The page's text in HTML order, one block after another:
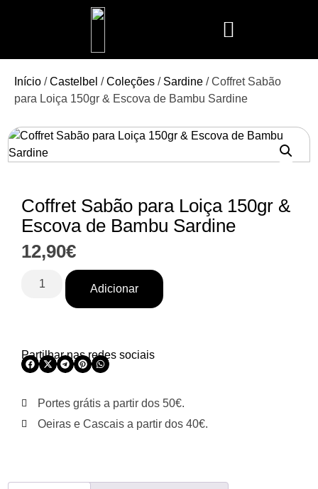
Início /Castelbel /Coleções / Sardine / Coffret Sabão
para Loiça 150gr & Escova de Bambu Sardine
Coffret Sabão para Loiça 150gr &
Escova de Bambu Sardine
12,90€
Adicionar
Partilhar nas redes sociais
Portes grátis a partir dos 50€.
Oeiras e Cascais a partir dos 40€.